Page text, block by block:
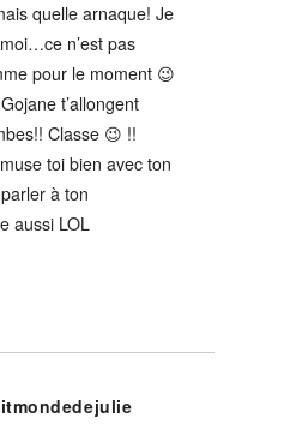
quelle arnaque! Je
n’est pas
pour le moment 😉
t’allongent
Classe 😉 !!
toi bien avec ton
à ton
aussi LOL